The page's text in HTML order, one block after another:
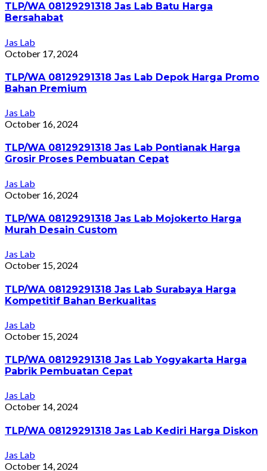
TLP/WA 08129291318 Jas Lab Batu Harga
Bersahabat
Jas Lab
October 17, 2024
TLP/WA 08129291318 Jas Lab Depok Harga Promo
Bahan Premium
Jas Lab
October 16, 2024
TLP/WA 08129291318 Jas Lab Pontianak Harga
Grosir Proses Pembuatan Cepat
Jas Lab
October 16, 2024
TLP/WA 08129291318 Jas Lab Mojokerto Harga
Murah Desain Custom
Jas Lab
October 15, 2024
TLP/WA 08129291318 Jas Lab Surabaya Harga
Kompetitif Bahan Berkualitas
Jas Lab
October 15, 2024
TLP/WA 08129291318 Jas Lab Yogyakarta Harga
Pabrik Pembuatan Cepat
Jas Lab
October 14, 2024
TLP/WA 08129291318 Jas Lab Kediri Harga Diskon
Jas Lab
October 14, 2024